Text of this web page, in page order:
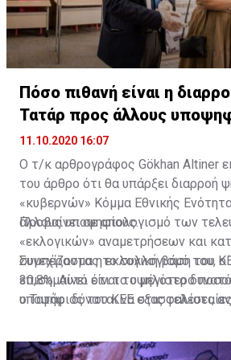
Πόσο πιθανή είναι η
Τατάρ προς άλλους
11.10.2020 16:07
Ο τ/κ αρθρογράφος Gökhan Altiner
του άρθρο ότι θα υπάρξει διαρροή
«κυβερνών» Κόμμα Εθνικής
άλλους υποψηφίους.
Προβαίνει σε απολογισμό των
«εκλογικών» αναμετρήσεων και
συμπέρασμα η εκλογική βάση του
30,8%. Αυτό είναι το μέγιστο
ο Τατάρ δύναται να εξασφαλίσει,
υποψήφιος του ΚΕΕ στις
Συνεχίζοντας το συλλογισμό του,
επισημαίνει ότι το υψηλότερο
υποψήφιος του ΚΕΕ στις
χαμηλότερο 22,73%. Ο αρθρογράφος